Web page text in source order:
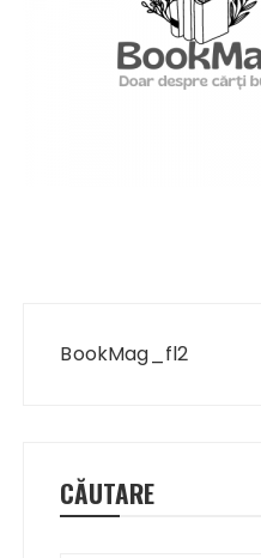
BookMag_fl2
CĂUTARE